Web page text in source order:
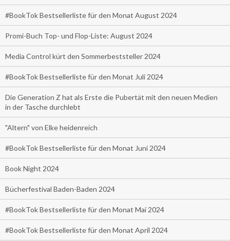
#BookTok Bestsellerliste für den Monat August 2024
Promi-Buch Top- und Flop-Liste: August 2024
Media Control kürt den Sommerbeststeller 2024
#BookTok Bestsellerliste für den Monat Juli 2024
Die Generation Z hat als Erste die Pubertät mit den neuen Medien
in der Tasche durchlebt
"Altern" von Elke heidenreich
#BookTok Bestsellerliste für den Monat Juni 2024
Book Night 2024
Bücherfestival Baden-Baden 2024
#BookTok Bestsellerliste für den Monat Mai 2024
#BookTok Bestsellerliste für den Monat April 2024